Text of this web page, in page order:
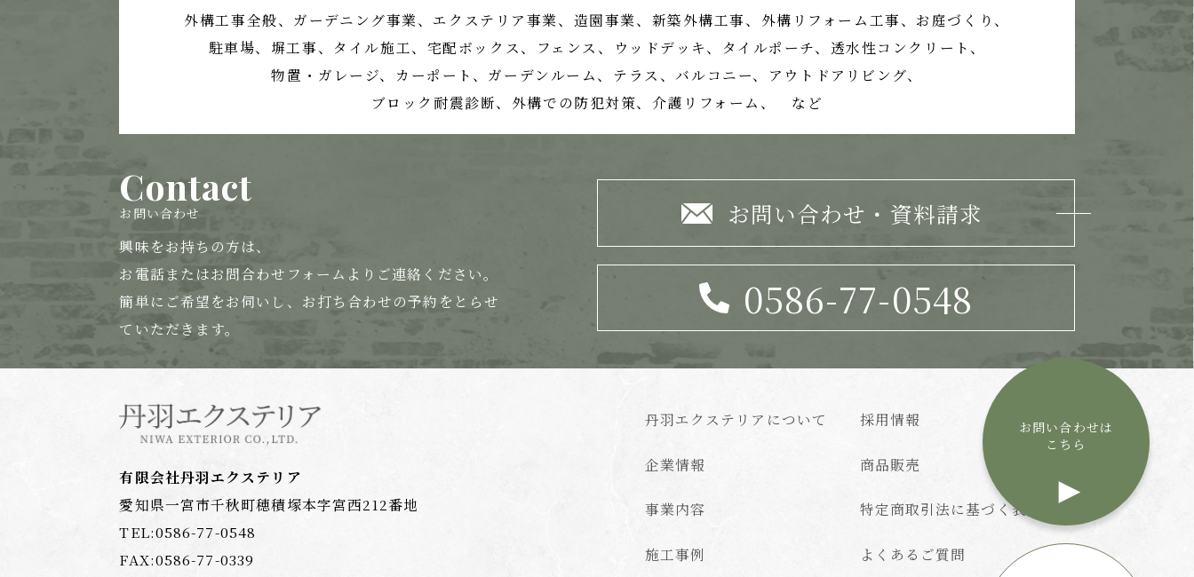
お問い合わせは
こちら
外構工事全般、ガーデニング事業、 エクステリア事業、造園事業、 新築外構工事、外構リフォーム工事、 お庭づくり、
駐車場、塀工事、 タイル施工、宅配ボックス、フェンス、 ウッドデッキ、タイルポーチ、 透水性コンクリート、
物置・ガレージ、 カーポート、ガーデンルーム、テラス、バルコニー、アウトドアリビング、
ブロック耐震診断、外構での防犯対策、 介護リフォーム、 など
Contact
お問い合わせ
興味をお持ちの方は、
お電話またはお問合わせフォームよりご連絡ください。
簡単にご希望をお伺いし、お打ち合わせの予約をとらせ
ていただきます。
お問い合わせ・資料請求
0586-77-0548
有限会社丹羽エクステリア
愛知県一宮市千秋町穂積塚本字宮西212番地
TEL:0586-77-0548
FAX:0586-77-0339
丹羽エクステリアについて
企業情報
事業内容
施工事例
採用情報
商品販売
特定商取引法に基づく表記
よくあるご質問